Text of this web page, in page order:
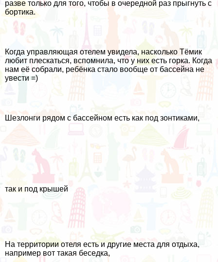
разве только для того, чтобы в очередной раз прыгнуть с
бортика.
Когда управляющая отелем увидела, насколько Тёмик
любит плескаться, вспомнила, что у них есть горка. Когда
нам её собрали, ребёнка стало вообще от бассейна не
увести =)
Шезлонги рядом с бассейном есть как под зонтиками,
так и под крышей
На территории отеля есть и другие места для отдыха,
например вот такая беседка,